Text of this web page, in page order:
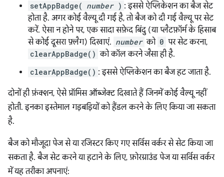
setAppBadge( number ) : इससे ऐप्लिकेशन का बैज सेट
होता है. अगर कोई वैल्यू दी गई है, तो बैज को दी गई वैल्यू पर सेट
करें. ऐसा न होने पर, एक सादा सफ़ेद बिंदु (या प्लैटफ़ॉर्म के हिसाब
से कोई दूसरा फ़्लैग) दिखाएं. number को 0 पर सेट करना,
clearAppBadge() को कॉल करने जैसा ही है.
clearAppBadge() : इससे ऐप्लिकेशन का बैज हट जाता है.
दोनों ही फ़ंक्शन, ऐसे प्रॉमिस ऑब्जेक्ट दिखाते हैं जिनमें कोई वैल्यू नहीं
होती. इनका इस्तेमाल गड़बड़ियों को हैंडल करने के लिए किया जा सकता
है.
बैज को मौजूदा पेज से या रजिस्टर किए गए सर्विस वर्कर से सेट किया जा
सकता है. बैज सेट करने या हटाने के लिए, फ़ोरग्राउंड पेज या सर्विस वर्कर
में यह तरीका अपनाएं: